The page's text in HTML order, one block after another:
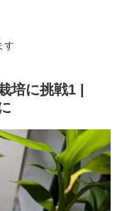
す
培に挑戦1 |